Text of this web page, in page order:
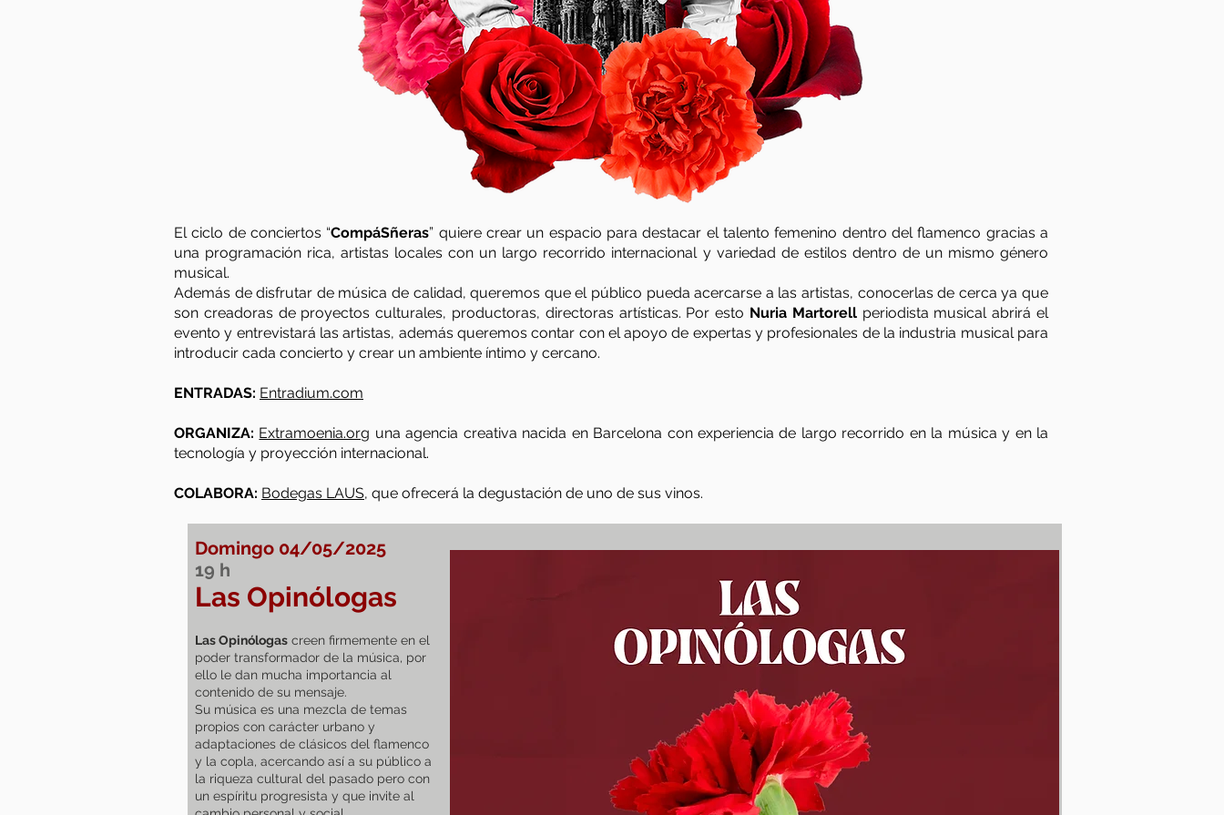
El ciclo de conciertos “CompáSñeras” quiere crear un espacio para destacar el talento femenino dentro del flamenco gracias a
una programación rica, artistas locales con un largo recorrido internacional y variedad de estilos dentro de un mismo género
musical.
Además de disfrutar de música de calidad, queremos que el público pueda acercarse a las artistas, conocerlas de cerca ya que
son creadoras de proyectos culturales, productoras, directoras artísticas. Por esto Nuria Martorellperiodista musical abrirá el
evento y entrevistará las artistas, además queremos contar con el apoyo de expertas y profesionales de la industria musical para
introducir cada concierto y crear un ambiente íntimo y cercano.
ENTRADAS: Entradium.com
ORGANIZA: Extramoenia.org una agencia creativa nacida en Barcelona con experiencia de largo recorrido en la música y en la
tecnología y proyección internacional.
COLABORA: Bodegas LAUS, que ofrecerá la degustación de uno de sus vinos.
Domingo 04/05/2025
19 h
Las Opinólogas
Las Opinólogas creen firmemente en el
poder transformador de la música, por
ello le dan mucha importancia al
contenido de su mensaje.
Su música es una mezcla de temas
propios con carácter urbano y
adaptaciones de clásicos del flamenco
y la copla, acercando así a su público a
la riqueza cultural del pasado pero con
un espíritu progresista y que invite al